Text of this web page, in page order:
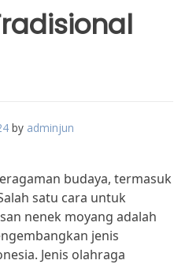
by adminjun
budaya, termasuk
satu cara untuk
nenek moyang adalah
jenis
Jenis olahraga